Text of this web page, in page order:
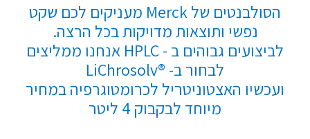
הסולבנטים של Merck מעניקים לכם שקט
נפשי ותוצאות מדויקות בכל הרצה.
לביצועים גבוהים ב - HPLC אנחנו ממליצים
לבחור ב- ®LiChrosolv
ועכשיו האצטוניטריל לכרומטוגרפיה במחיר
מיוחד לבקבוק 4 ליטר